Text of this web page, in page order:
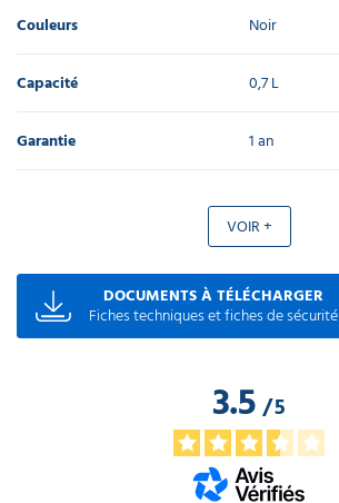
Couleurs Noir
Capacité 0,7 L
Garantie 1 an
VOIR +
DOCUMENTS À TÉLÉCHARGER
Fiches techniques et fiches de sécurité
3.5/5